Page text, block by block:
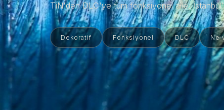
TiN'den DLC'ye tüm fonksiyonel aile,
Dekoratif Fonksiyonel DLC Ne